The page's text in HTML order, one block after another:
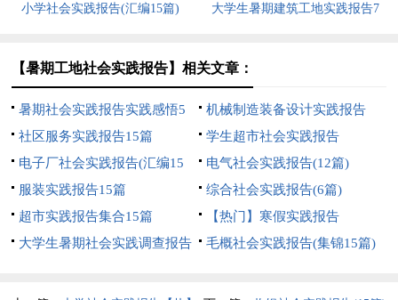
小学社会实践报告(汇编15篇)
大学生暑期建筑工地实践报告7
【暑期工地社会实践报告】相关文章：
暑期社会实践报告实践感悟5
篇
机械制造装备设计实践报告
社区服务实践报告15篇
学生超市社会实践报告
电子厂社会实践报告(汇编15
篇)
电气社会实践报告(12篇)
服装实践报告15篇
综合社会实践报告(6篇)
超市实践报告集合15篇
【热门】寒假实践报告
大学生暑期社会实践调查报告
毛概社会实践报告(集锦15篇)